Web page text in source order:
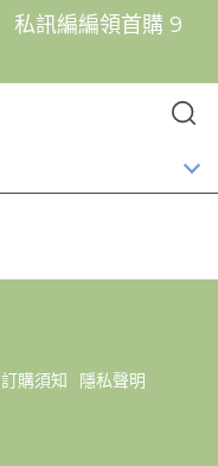
私訊編編領首購 9
訂購須知
隱私聲明